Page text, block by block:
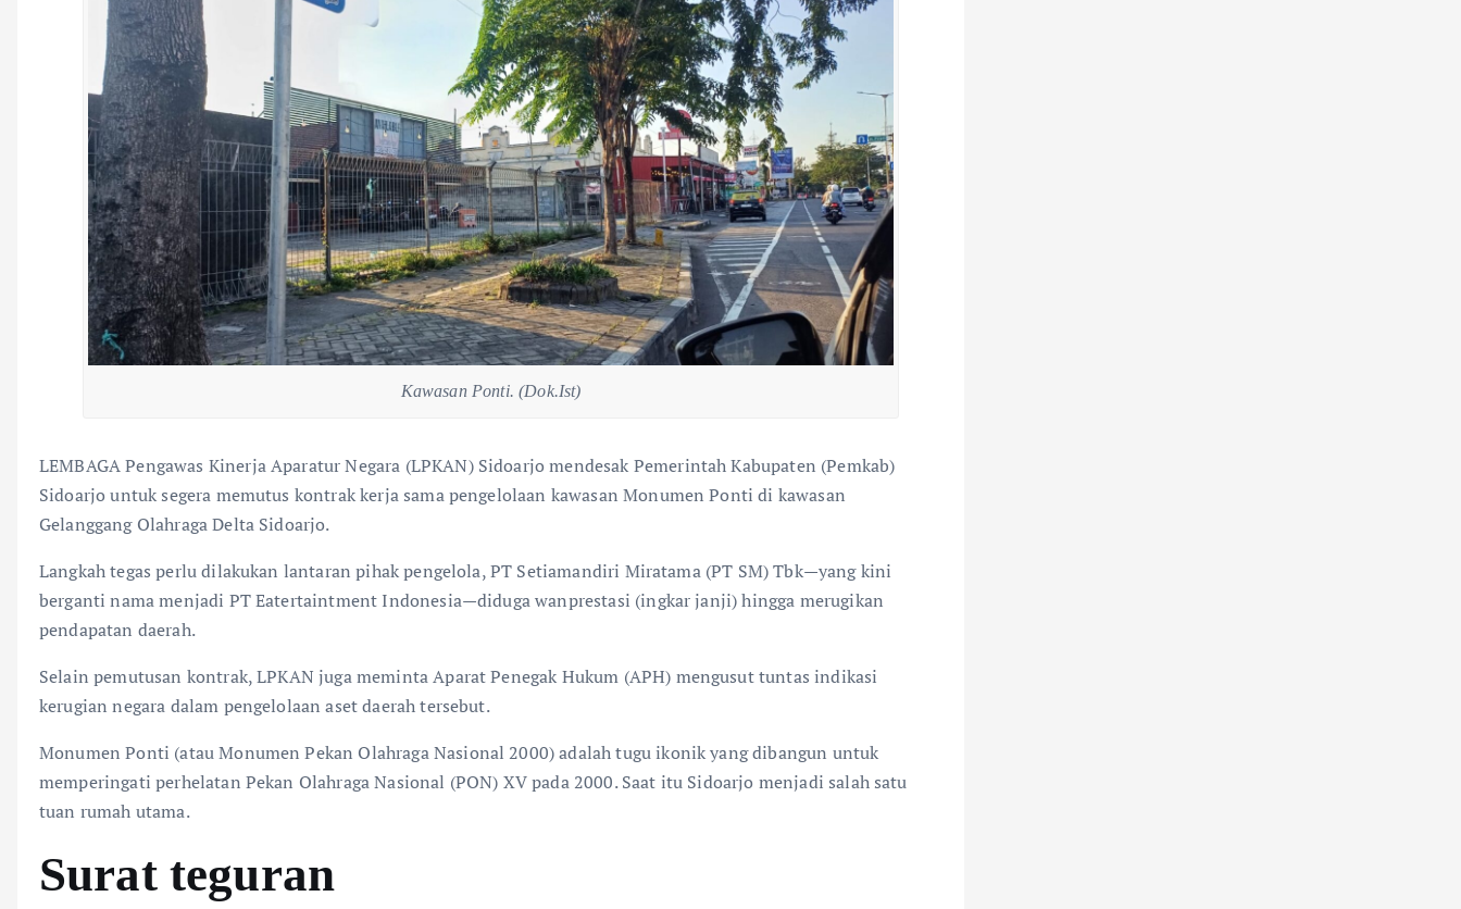
Kawasan Ponti. (Dok.Ist)
LEMBAGA Pengawas Kinerja Aparatur Negara (LPKAN) Sidoarjo mendesak Pemerintah Kabupaten (Pemkab)
Sidoarjo untuk segera memutus kontrak kerja sama pengelolaan kawasan Monumen Ponti di kawasan
Gelanggang Olahraga Delta Sidoarjo.
Langkah tegas perlu dilakukan lantaran pihak pengelola, PT Setiamandiri Miratama (PT SM) Tbk—yang kini
berganti nama menjadi PT Eatertaintment Indonesia—diduga wanprestasi (ingkar janji) hingga merugikan
pendapatan daerah.
​Selain pemutusan kontrak, LPKAN juga meminta Aparat Penegak Hukum (APH) mengusut tuntas indikasi
kerugian negara dalam pengelolaan aset daerah tersebut.
Monumen Ponti (atau Monumen Pekan Olahraga Nasional 2000) adalah tugu ikonik yang dibangun untuk
memperingati perhelatan Pekan Olahraga Nasional (PON) XV pada 2000. Saat itu Sidoarjo menjadi salah satu
tuan rumah utama.
Surat teguran